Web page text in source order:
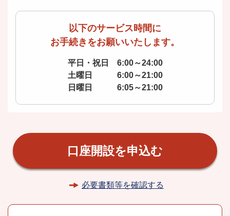
以下のサービス時間に
お手続きをお願いいたします。
平日・祝日 6:00～24:00
土曜日 6:00～21:00
日曜日 6:05～21:00
口座開設を申込む
必要書類等を確認する